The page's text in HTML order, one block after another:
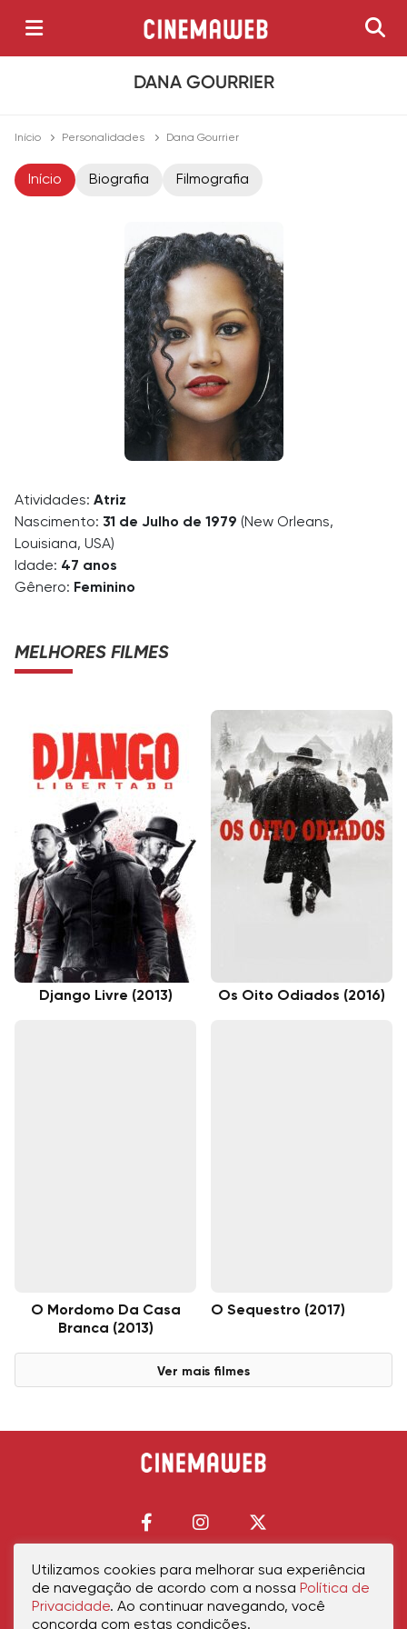
DANA GOURRIER
Início Personalidades Dana Gourrier
Início Biografia Filmografia
Atividades: Atriz
Nascimento: 31 de Julho de 1979 (New Orleans,
Louisiana, USA)
Idade: 47 anos
Gênero: Feminino
MELHORES FILMES
Django Livre (2013) Os Oito Odiados (2016)
O Mordomo Da Casa
Branca (2013)
O Sequestro (2017)
Ver mais filmes
Início Política de PrivacidadePolítica de CookiesContatoSobre Nós
Utilizamos cookies para melhorar sua experiência
de navegação de acordo com a nossa Política de
Privacidade. Ao continuar navegando, você
concorda com estas condições.